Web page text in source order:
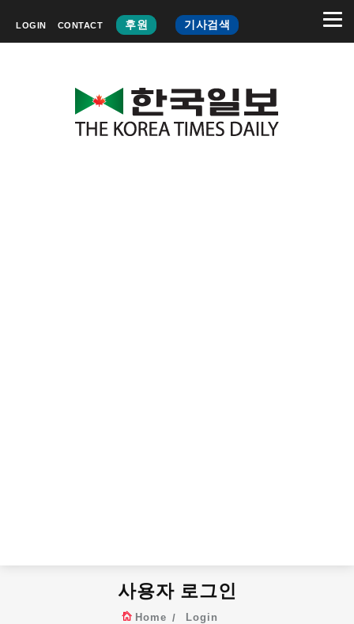
LOGIN CONTACT 후원 기사검색
사용자 로그인
Home Login